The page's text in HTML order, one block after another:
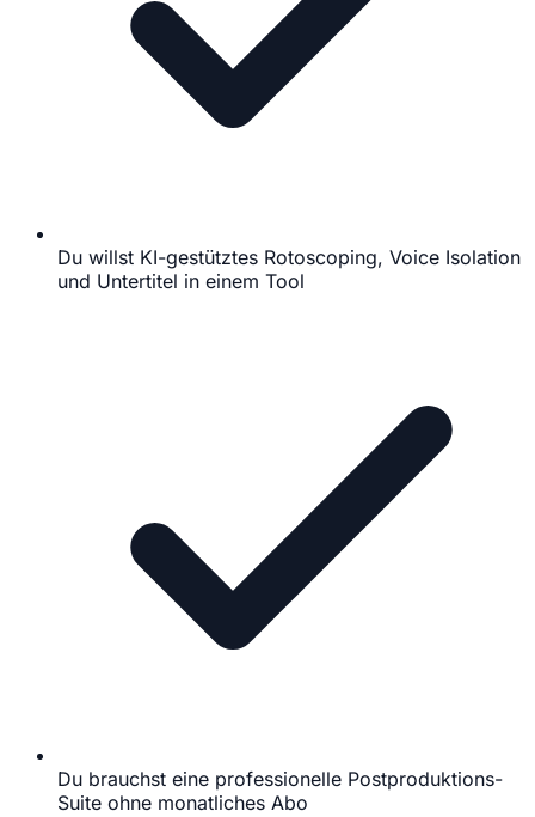
Du willst KI-gestütztes Rotoscoping, Voice Isolation
und Untertitel in einem Tool
Du brauchst eine professionelle Postproduktions-
Suite ohne monatliches Abo